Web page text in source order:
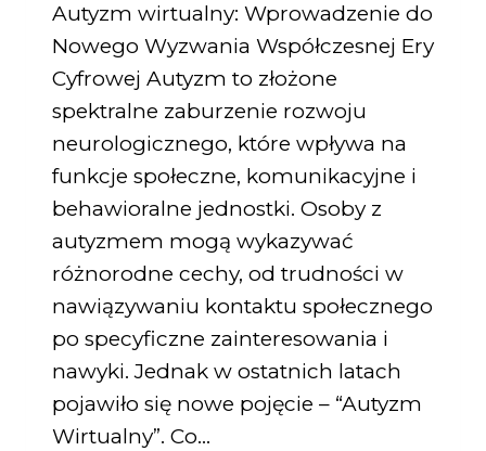
Autyzm wirtualny: Wprowadzenie do
Nowego Wyzwania Współczesnej Ery
Cyfrowej Autyzm to złożone
spektralne zaburzenie rozwoju
neurologicznego, które wpływa na
funkcje społeczne, komunikacyjne i
behawioralne jednostki. Osoby z
autyzmem mogą wykazywać
różnorodne cechy, od trudności w
nawiązywaniu kontaktu społecznego
po specyficzne zainteresowania i
nawyki. Jednak w ostatnich latach
pojawiło się nowe pojęcie – “Autyzm
Wirtualny”. Co…